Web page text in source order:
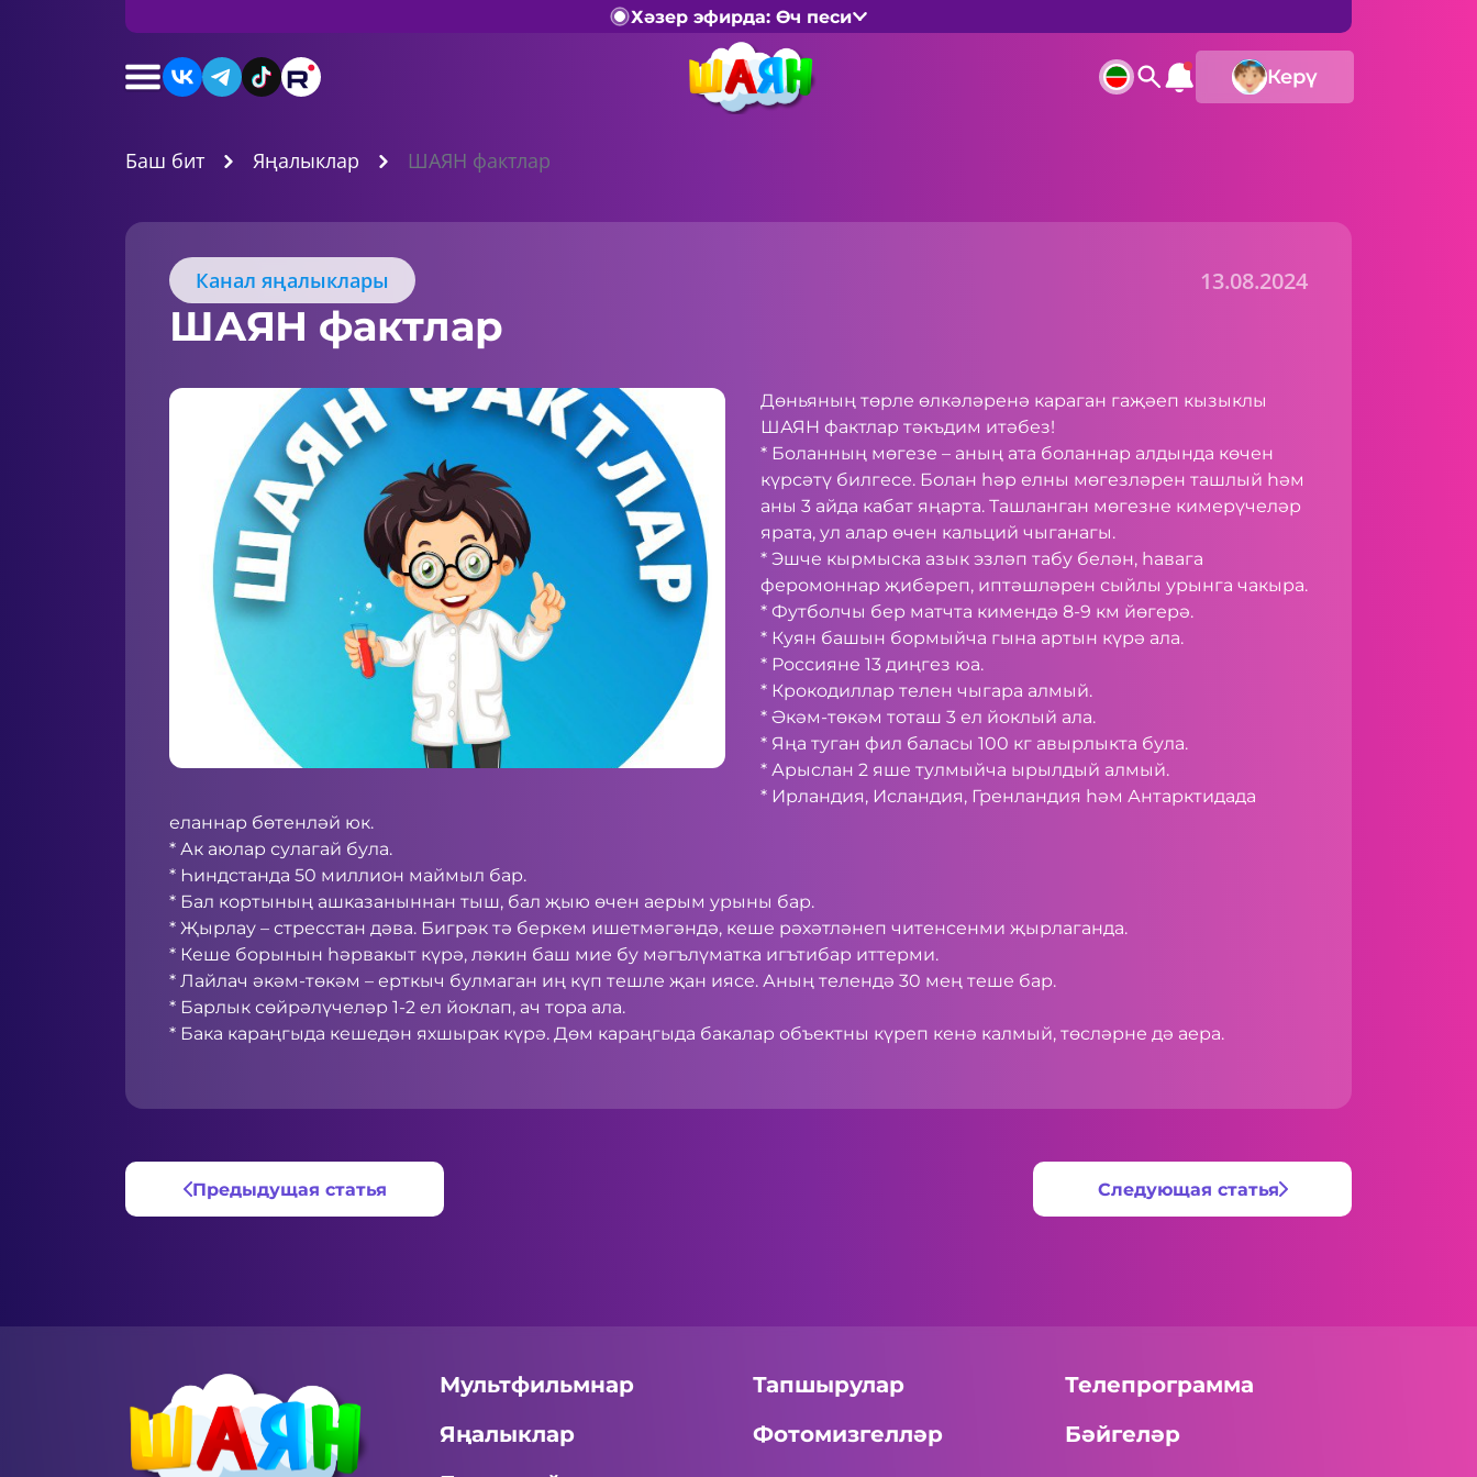
Хәзер эфирда: Өч песи
Керү
Баш бит Яңалыклар ШАЯН фактлар
Канал яңалыклары 13.08.2024
ШАЯН фактлар
Дөньяның төрле өлкәләренә караган гаҗәеп кызыклы
ШАЯН фактлар тәкъдим итәбез!
* Боланның мөгезе – аның ата боланнар алдында көчен
күрсәтү билгесе. Болан һәр елны мөгезләрен ташлый һәм
аны 3 айда кабат яңарта. Ташланган мөгезне кимерүчеләр
ярата, ул алар өчен кальций чыганагы.
* Эшче кырмыска азык эзләп табу белән, һавага
феромоннар җибәреп, иптәшләрен сыйлы урынга чакыра.
* Футболчы бер матчта кимендә 8-9 км йөгерә.
* Куян башын бормыйча гына артын күрә ала.
* Россияне 13 диңгез юа.
* Крокодиллар телен чыгара алмый.
* Әкәм-төкәм тоташ 3 ел йоклый ала.
* Яңа туган фил баласы 100 кг авырлыкта була.
* Арыслан 2 яше тулмыйча ырылдый алмый.
* Ирландия, Исландия, Гренландия һәм Антарктидада
еланнар бөтенләй юк.
* Ак аюлар сулагай була.
* Һиндстанда 50 миллион маймыл бар.
* Бал кортының ашказаныннан тыш, бал җыю өчен аерым урыны бар.
* Җырлау – стресстан дәва. Бигрәк тә беркем ишетмәгәндә, кеше рәхәтләнеп читенсенми җырлаганда.
* Кеше борынын һәрвакыт күрә, ләкин баш мие бу мәгълүматка игътибар иттерми.
* Лайлач әкәм-төкәм – ерткыч булмаган иң күп тешле җан иясе. Аның телендә 30 мең теше бар.
* Барлык сөйрәлүчеләр 1-2 ел йоклап, ач тора ала.
* Бака караңгыда кешедән яхшырак күрә. Дөм караңгыда бакалар объектны күреп кенә калмый, төсләрне дә аера.
Предыдущая статья Следующая статья
Мультфильмнар Тапшырулар
Телепрограмма
Яңалыклар
Фотомизгелләр
Бәйгеләр